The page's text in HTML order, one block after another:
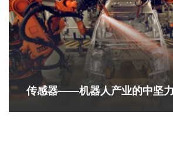
传感器——机器人产业的中坚